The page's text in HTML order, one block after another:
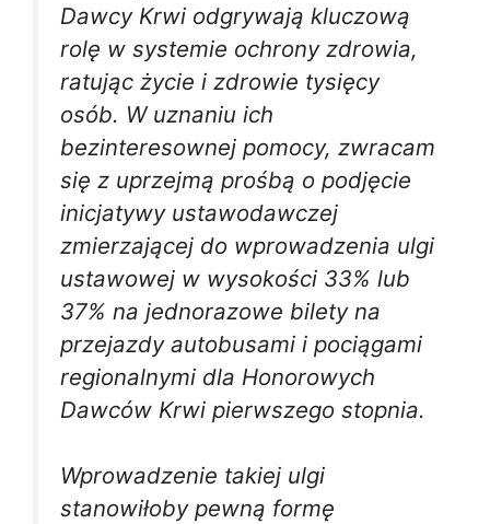
Dawcy Krwi odgrywają kluczową
rolę w systemie ochrony zdrowia,
ratując życie i zdrowie tysięcy
osób. W uznaniu ich
bezinteresownej pomocy, zwracam
się z uprzejmą prośbą o podjęcie
inicjatywy ustawodawczej
zmierzającej do wprowadzenia ulgi
ustawowej w wysokości 33% lub
37% na jednorazowe bilety na
przejazdy autobusami i pociągami
regionalnymi dla Honorowych
Dawców Krwi pierwszego stopnia.
Wprowadzenie takiej ulgi
stanowiłoby pewną formę